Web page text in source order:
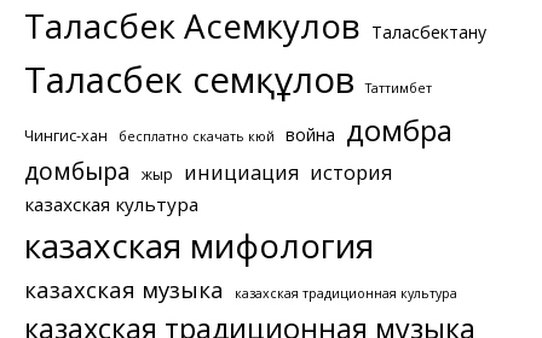
Таласбек Асемкулов Таласбектану
Таласбек Әсемқұлов Таттимбет
Чингис-хан бесплатно скачать кюй война домбра
домбыра жыр инициация история
казахская культура
казахская мифология
казахская музыка казахская традиционная культура
казахская традиционная музыка